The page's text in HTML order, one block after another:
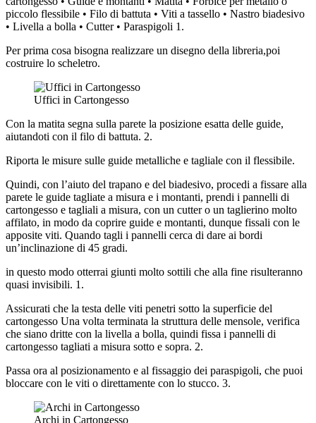
piccolo flessibile • Filo di battuta • Viti a tassello • Nastro biadesivo
• Livella a bolla • Cutter • Paraspigoli 1.
Per prima cosa bisogna realizzare un disegno della libreria,poi
costruire lo scheletro.
Uffici in Cartongesso
Con la matita segna sulla parete la posizione esatta delle guide,
aiutandoti con il filo di battuta. 2.
Riporta le misure sulle guide metalliche e tagliale con il flessibile.
Quindi, con l’aiuto del trapano e del biadesivo, procedi a fissare alla
parete le guide tagliate a misura e i montanti, prendi i pannelli di
cartongesso e tagliali a misura, con un cutter o un taglierino molto
affilato, in modo da coprire guide e montanti, dunque fissali con le
apposite viti. Quando tagli i pannelli cerca di dare ai bordi
un’inclinazione di 45 gradi.
in questo modo otterrai giunti molto sottili che alla fine risulteranno
quasi invisibili. 1.
Assicurati che la testa delle viti penetri sotto la superficie del
cartongesso Una volta terminata la struttura delle mensole, verifica
che siano dritte con la livella a bolla, quindi fissa i pannelli di
cartongesso tagliati a misura sotto e sopra. 2.
Passa ora al posizionamento e al fissaggio dei paraspigoli, che puoi
bloccare con le viti o direttamente con lo stucco. 3.
Archi in Cartongesso